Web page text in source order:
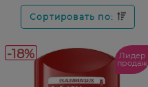
Сортировать по:
-18% Лидер
продаж